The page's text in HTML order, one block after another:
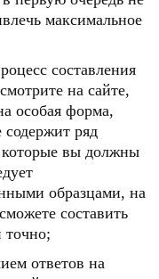
максимальное
составления
на сайте,
особая форма,
содержит ряд
вы должны
образцами, на
составить
точно;
ответов на